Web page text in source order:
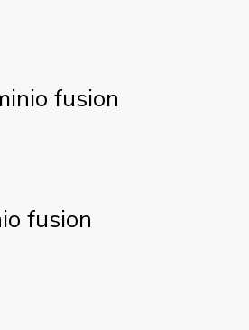
fusion
fusion